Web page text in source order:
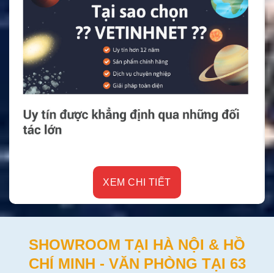
XEM CHI TIẾT
SHOWROOM TẠI HÀ NỘI & HỒ
CHÍ MINH - VĂN PHÒNG TẠI 63